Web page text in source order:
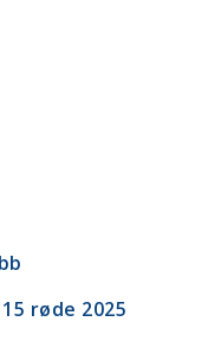
røde 2025